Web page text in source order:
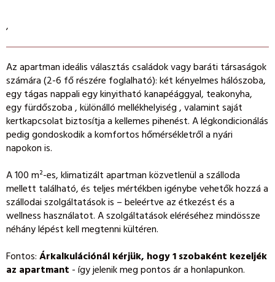
,
Az apartman ideális választás családok vagy baráti társaságok
számára (2-6 fő részére foglalható): két kényelmes hálószoba,
egy tágas nappali egy kinyitható kanapéággyal, teakonyha,
egy fürdőszoba , különálló mellékhelyiség , valamint saját
kertkapcsolat biztosítja a kellemes pihenést. A légkondicionálás
pedig gondoskodik a komfortos hőmérsékletről a nyári
napokon is.
A 100 m²-es, klimatizált apartman közvetlenül a szálloda
mellett található, és teljes mértékben igénybe vehetők hozzá a
szállodai szolgáltatások is – beleértve az étkezést és a
wellness használatot. A szolgáltatások eléréséhez mindössze
néhány lépést kell megtenni kültéren.
Fontos:Árkalkulációnál kérjük, hogy 1 szobaként kezeljék
az apartmant - így jelenik meg pontos ár a honlapunkon.